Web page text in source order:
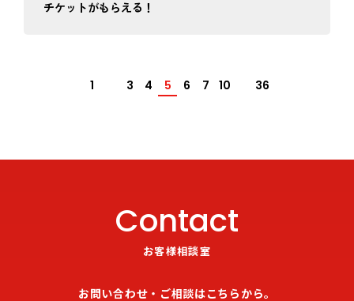
チケットがもらえる！
1 3 4 5 6 7 10 36
Contact
お客様相談室
お問い合わせ・ご相談はこちらから。